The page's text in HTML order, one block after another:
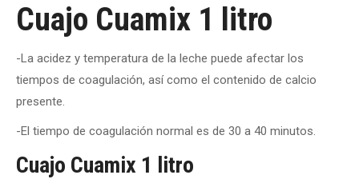
Cuajo Cuamix 1 litro
-La acidez y temperatura de la leche puede afectar los
tiempos de coagulación, así como el contenido de calcio
presente.
-El tiempo de coagulación normal es de 30 a 40 minutos.
Cuajo Cuamix 1 litro